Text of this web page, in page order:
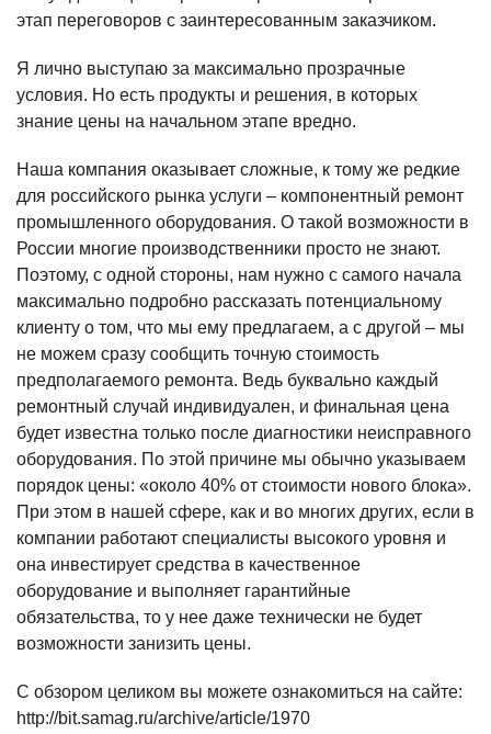
этап переговоров с заинтересованным заказчиком.
Я лично выступаю за максимально прозрачные
условия. Но есть продукты и решения, в которых
знание цены на начальном этапе вредно.
Наша компания оказывает сложные, к тому же редкие
для российского рынка услуги – компонентный ремонт
промышленного оборудования. О такой возможности в
России многие производственники просто не знают.
Поэтому, с одной стороны, нам нужно с самого начала
максимально подробно рассказать потенциальному
клиенту о том, что мы ему предлагаем, а с другой – мы
не можем сразу сообщить точную стоимость
предполагаемого ремонта. Ведь буквально каждый
ремонтный случай индивидуален, и финальная цена
будет известна только после диагностики неисправного
оборудования. По этой причине мы обычно указываем
порядок цены: «около 40% от стоимости нового блока».
При этом в нашей сфере, как и во многих других, если в
компании работают специалисты высокого уровня и
она инвестирует средства в качественное
оборудование и выполняет гарантийные
обязательства, то у нее даже технически не будет
возможности занизить цены.
С обзором целиком вы можете ознакомиться на сайте:
http://bit.samag.ru/archive/article/1970